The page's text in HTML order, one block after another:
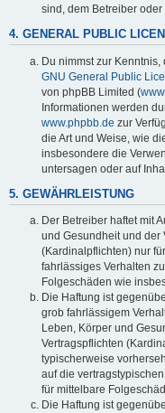
sind, dem Betreiber
4. GENERAL PUBLIC
Du nimmst zur
GNU General Public
von phpBB Limited (
Informationen werden
www.phpbb.de zur
die Art und Weise, wie
insbesondere die
untersagen oder auf
5. GEWÄHRLEISTUNG
Der Betreiber haftet mit
und Gesundheit und der
(Kardinalpflichten) nur
fahrlässiges Verhalten
Folgeschäden wie
Die Haftung ist
grob fahrlässigem
Leben, Körper und
Vertragspflichten
typischerweise
auf die
für mittelbare
Die Haftung ist